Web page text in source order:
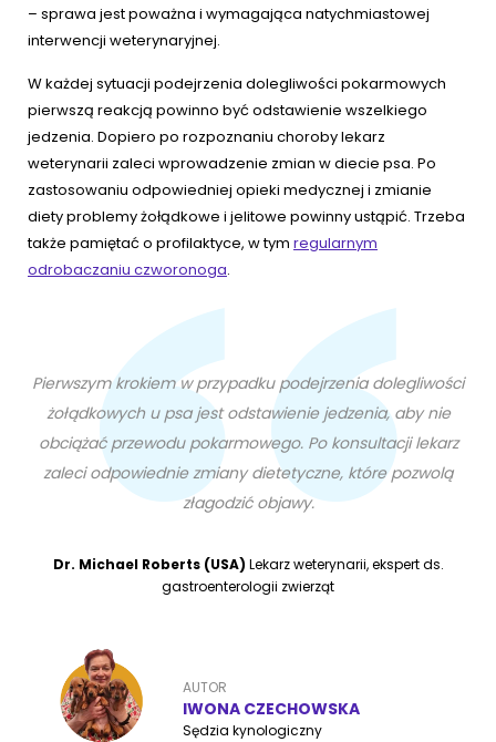
– sprawa jest poważna i wymagająca natychmiastowej
interwencji weterynaryjnej.
W każdej sytuacji podejrzenia dolegliwości pokarmowych
pierwszą reakcją powinno być odstawienie wszelkiego
jedzenia. Dopiero po rozpoznaniu choroby lekarz
weterynarii zaleci wprowadzenie zmian w diecie psa. Po
zastosowaniu odpowiedniej opieki medycznej i zmianie
diety problemy żołądkowe i jelitowe powinny ustąpić. Trzeba
także pamiętać o profilaktyce, w tym regularnym
odrobaczaniu czworonoga.
Pierwszym krokiem w przypadku podejrzenia dolegliwości
żołądkowych u psa jest odstawienie jedzenia, aby nie
obciążać przewodu pokarmowego. Po konsultacji lekarz
zaleci odpowiednie zmiany dietetyczne, które pozwolą
złagodzić objawy.
Dr. Michael Roberts (USA) Lekarz weterynarii, ekspert ds.
gastroenterologii zwierząt
AUTOR
IWONA CZECHOWSKA
Sędzia kynologiczny